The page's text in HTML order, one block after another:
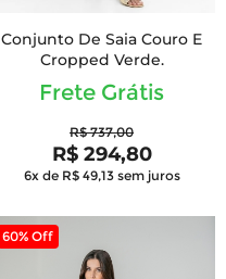
Conjunto De Saia Couro E
Cropped Verde.
Frete Grátis
R$ 737,00
R$ 294,80
6x de R$ 49,13 sem juros
60% Off